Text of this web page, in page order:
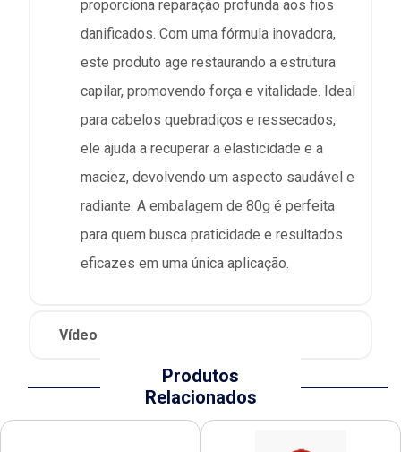
proporciona reparação profunda aos fios
danificados. Com uma fórmula inovadora,
este produto age restaurando a estrutura
capilar, promovendo força e vitalidade. Ideal
para cabelos quebradiços e ressecados,
ele ajuda a recuperar a elasticidade e a
maciez, devolvendo um aspecto saudável e
radiante. A embalagem de 80g é perfeita
para quem busca praticidade e resultados
eficazes em uma única aplicação.
Vídeo
Produtos
Relacionados